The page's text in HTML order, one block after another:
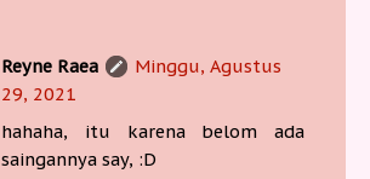
Reyne Raea
Minggu, Agustus
29, 2021
hahaha, itu karena belom ada
saingannya say, :D